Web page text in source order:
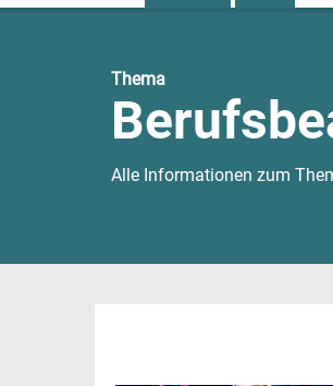
Thema
Alle Informationen zum